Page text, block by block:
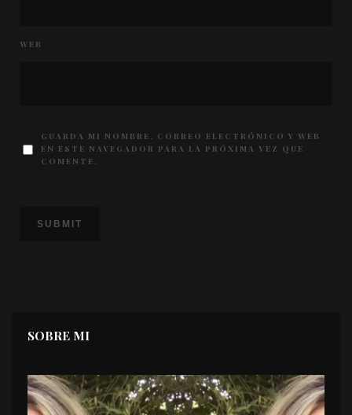
WEB
GUARDA MI NOMBRE, CORREO ELECTRÓNICO Y WEB
EN ESTE NAVEGADOR PARA LA PRÓXIMA VEZ QUE
COMENTE.
SOBRE MI